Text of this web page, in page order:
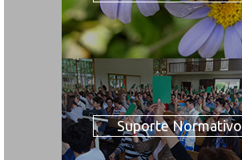
Suporte Normativo